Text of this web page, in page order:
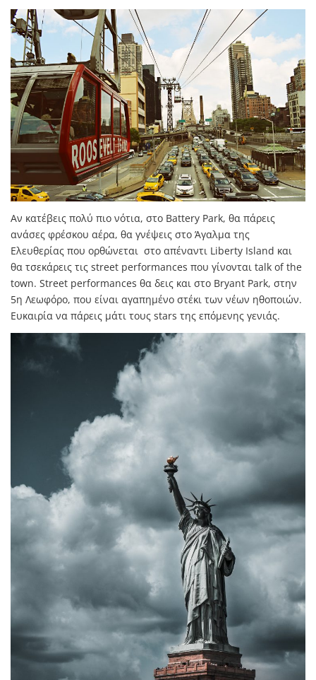
Αν κατέβεις πολύ πιο νότια, στο Battery Park, θα πάρεις
ανάσες φρέσκου αέρα, θα γνέψεις στο Άγαλμα της
Ελευθερίας που ορθώνεται στο απέναντι Liberty Island και
θα τσεκάρεις τις street performances που γίνονται talk of the
town. Street performances θα δεις και στο Bryant Park, στην
5η Λεωφόρο, που είναι αγαπημένο στέκι των νέων ηθοποιών.
Ευκαιρία να πάρεις μάτι τους stars της επόμενης γενιάς.